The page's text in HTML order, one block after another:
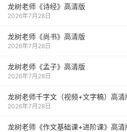
龙树老师《诗经》高清版
2026年7月28日
龙树老师《尚书》高清版
2026年7月28日
龙树老师《孟子》高清版
2026年7月28日
龙树老师千字文（视频+文字稿）高清
2026年7月28日
龙树老师《作文基础课+进阶课》高清